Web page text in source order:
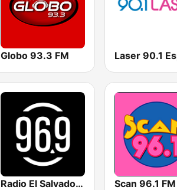
Globo 93.3 FM
Radio El Salvador | 96.9 FM Scan 96.1 FM